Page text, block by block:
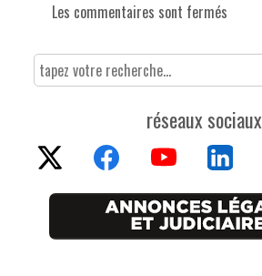
Les commentaires sont fermés
réseaux sociaux